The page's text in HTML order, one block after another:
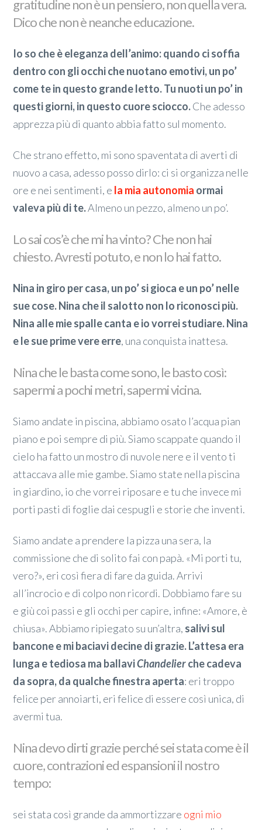
gratitudine non è un pensiero, non quella vera.
Dico che non è neanche educazione.
Io so che è eleganza dell’animo: quando ci soffia
dentro con gli occhi che nuotano emotivi, un po’
come te in questo grande letto. Tu nuoti un po’ in
questi giorni, in questo cuore sciocco.Che adesso
apprezza più di quanto abbia fatto sul momento.
Che strano effetto, mi sono spaventata di averti di
nuovo a casa, adesso posso dirlo: ci si organizza nelle
ore e nei sentimenti, e la mia autonomia ormai
valeva più di te.Almeno un pezzo, almeno un po’.
Lo sai cos’è che mi ha vinto? Che non hai
chiesto. Avresti potuto, e non lo hai fatto.
Nina in giro per casa, un po’ si gioca e un po’ nelle
sue cose. Nina che il salotto non lo riconosci più.
Nina alle mie spalle canta e io vorrei studiare. Nina
e le sue prime vere erre, una conquista inattesa.
Nina che le basta come sono, le basto così:
sapermi a pochi metri, sapermi vicina.
Siamo andate in piscina, abbiamo osato l’acqua pian
piano e poi sempre di più. Siamo scappate quando il
cielo ha fatto un mostro di nuvole nere e il vento ti
attaccava alle mie gambe. Siamo state nella piscina
in giardino, io che vorrei riposare e tu che invece mi
porti pasti di foglie dai cespugli e storie che inventi.
Siamo andate a prendere la pizza una sera, la
commissione che di solito fai con papà. «Mi porti tu,
vero?», eri così fiera di fare da guida. Arrivi
all’incrocio e di colpo non ricordi. Dobbiamo fare su
e giù coi passi e gli occhi per capire, infine: «Amore, è
chiusa». Abbiamo ripiegato su un’altra, salivi sul
bancone e mi baciavi decine di grazie. L’attesa era
lunga e tediosa ma ballaviChandelierche cadeva
da sopra, da qualche finestra aperta: eri troppo
felice per annoiarti, eri felice di essere così unica, di
avermi tua.
Nina devo dirti grazie perché sei stata come è il
cuore, contrazioni ed espansioni il nostro
tempo:
sei stata così grande da ammortizzare ogni mio